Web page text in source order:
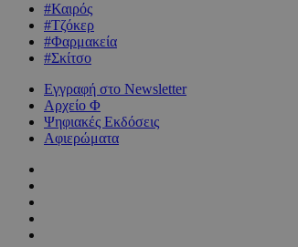
#Καιρός
#Τζόκερ
#Φαρμακεία
#Σκίτσο
Εγγραφή στο Newsletter
Αρχείο Φ
Ψηφιακές Εκδόσεις
Αφιερώματα